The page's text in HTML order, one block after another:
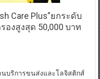
Care Plus”ยกระดับ
งสูงสุด 50,000 บาท
นบริการขนส่งและโลจิสติกส์